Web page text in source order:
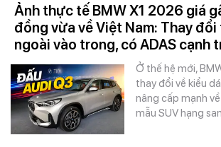
Ảnh thực tế BMW X1 2026 giá
đồng vừa về Việt Nam: Thay
ngoài vào trong, có ADAS cạnh
Ở thế hệ mới,
thay đổi về kiểu
nâng cấp mạnh
mẫu SUV hạng